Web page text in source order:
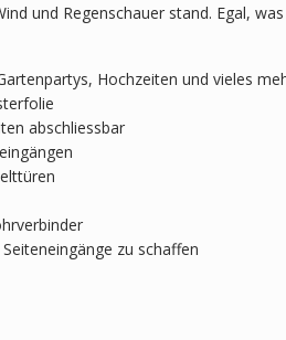
und Regenschauer stand. Egal,
Hochzeiten und vieles
abschliessbar
zu schaffen